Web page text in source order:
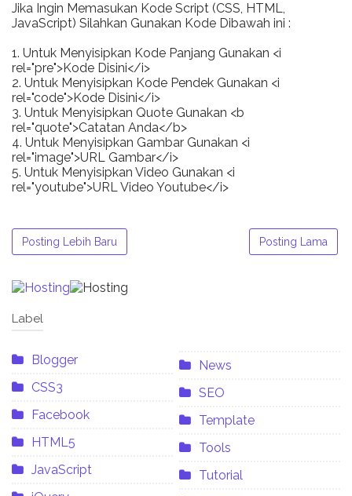
Jika Ingin Memasukan Kode Script (CSS, HTML,
JavaScript) Silahkan Gunakan Kode Dibawah ini :
1. Untuk Menyisipkan Kode Panjang Gunakan <i
rel="pre">Kode Disini</i>
2. Untuk Menyisipkan Kode Pendek Gunakan <i
rel="code">Kode Disini</i>
3. Untuk Menyisipkan Quote Gunakan <b
rel="quote">Catatan Anda</b>
4. Untuk Menyisipkan Gambar Gunakan <i
rel="image">URL Gambar</i>
5. Untuk Menyisipkan Video Gunakan <i
rel="youtube">URL Video Youtube</i>
Posting Lebih Baru Posting Lama
Label
Blogger
CSS3
Facebook
HTML5
JavaScript
News
SEO
Template
Tools
Tutorial